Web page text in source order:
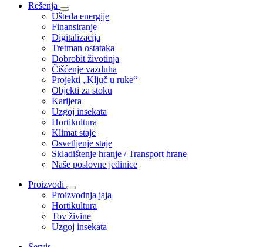
Rešenja
Ušteda energije
Finansiranje
Digitalizacija
Tretman ostataka
Dobrobit životinja
Čišćenje vazduha
Projekti „Ključ u ruke“
Objekti za stoku
Karijera
Uzgoj insekata
Hortikultura
Klimat staje
Osvetljenje staje
Skladištenje hranje / Transport hrane
Naše poslovne jedinice
Proizvodi
Proizvodnja jaja
Hortikultura
Tov živine
Uzgoj insekata